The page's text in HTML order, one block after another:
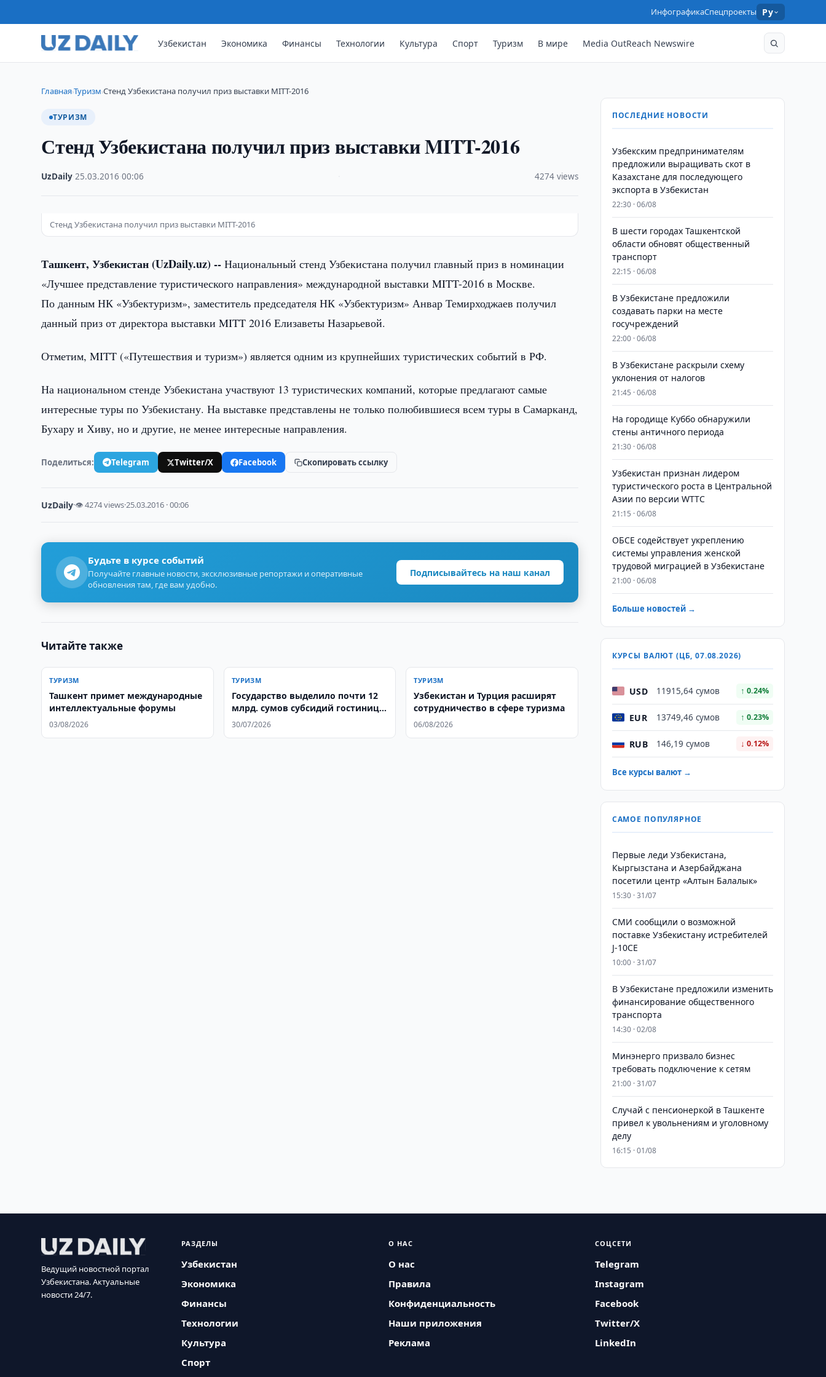
ИнфографикаСпецпроекты Ру
Узбекистан Экономика Финансы Технологии Культура Спорт Туризм В мире Media OutReach Newswire
Главная›Туризм›Стенд Узбекистана получил приз выставки MITT-2016
ТУРИЗМ
Стенд Узбекистана получил приз выставки MITT-2016
UzDaily ·25.03.2016 ·00:06 4274 views
Стенд Узбекистана получил приз выставки MITT-2016
Ташкент, Узбекистан (UzDaily.uz) -- Национальный стенд Узбекистана получил главный приз в номинации
«Лучшее представление туристического направления» международной выставки MITT-2016 в Москве.
По данным НК «Узбектуризм», заместитель председателя НК «Узбектуризм» Анвар Темирходжаев получил
данный приз от директора выставки MITT 2016 Елизаветы Назарьевой.
Отметим, MITT («Путешествия и туризм») является одним из крупнейших туристических событий в РФ.
На национальном стенде Узбекистана участвуют 13 туристических компаний, которые предлагают самые
интересные туры по Узбекистану. На выставке представлены не только полюбившиеся всем туры в Самарканд,
Бухару и Хиву, но и другие, не менее интересные направления.
Поделиться: Telegram Twitter/X Facebook Скопировать ссылку
UzDaily·👁 4274 views·25.03.2016 · 00:06
Будьте в курсе событий
Получайте главные новости, эксклюзивные репортажи и оперативные
обновления там, где вам удобно.
Подписывайтесь на наш канал
Читайте также
ТУРИЗМ
Ташкент примет международные
интеллектуальные форумы
03/08/2026
ТУРИЗМ
Государство выделило почти 12
млрд. сумов субсидий гостинице
DoubleTree by Hilton в Ташкенте
30/07/2026
ТУРИЗМ
Узбекистан и Турция расширят
сотрудничество в сфере туризма
06/08/2026
ПОСЛЕДНИЕ НОВОСТИ
Узбекским предпринимателям
предложили выращивать скот в
Казахстане для последующего
экспорта в Узбекистан
22:30 · 06/08
В шести городах Ташкентской
области обновят общественный
транспорт
22:15 · 06/08
В Узбекистане предложили
создавать парки на месте
госучреждений
22:00 · 06/08
В Узбекистане раскрыли схему
уклонения от налогов
21:45 · 06/08
На городище Куббо обнаружили
стены античного периода
21:30 · 06/08
Узбекистан признан лидером
туристического роста в Центральной
Азии по версии WTTC
21:15 · 06/08
ОБСЕ содействует укреплению
системы управления женской
трудовой миграцией в Узбекистане
21:00 · 06/08
Больше новостей →
КУРСЫ ВАЛЮТ (ЦБ, 07.08.2026)
USD 11915,64 сумов ↑ 0.24%
EUR 13749,46 сумов ↑ 0.23%
RUB 146,19 сумов ↓ 0.12%
Все курсы валют →
САМОЕ ПОПУЛЯРНОЕ
Первые леди Узбекистана,
Кыргызстана и Азербайджана
посетили центр «Алтын Балалык»
15:30 · 31/07
СМИ сообщили о возможной
поставке Узбекистану истребителей
J-10CE
10:00 · 31/07
В Узбекистане предложили изменить
финансирование общественного
транспорта
14:30 · 02/08
Минэнерго призвало бизнес
требовать подключение к сетям
21:00 · 31/07
Случай с пенсионеркой в Ташкенте
привел к увольнениям и уголовному
делу
16:15 · 01/08
Ведущий новостной портал
Узбекистана. Актуальные
новости 24/7.
РАЗДЕЛЫ
Узбекистан
Экономика
Финансы
Технологии
Культура
Спорт
О НАС
О нас
Правила
Конфиденциальность
Наши приложения
Реклама
СОЦСЕТИ
Telegram
Instagram
Facebook
Twitter/X
LinkedIn